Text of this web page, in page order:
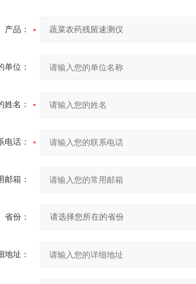
产品：
单位：
姓名：
电话：
邮箱：
省份：
地址：